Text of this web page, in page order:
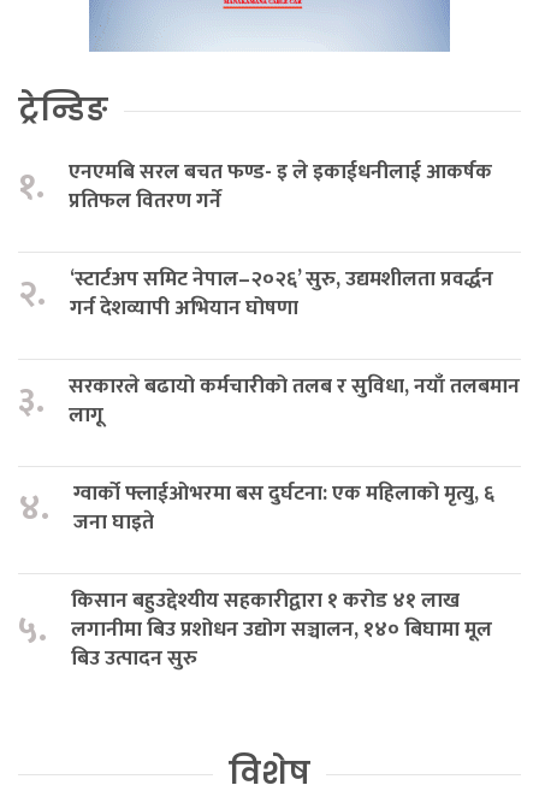
ट्रेन्डिङ
१.
एनएमबि सरल बचत फण्ड- इ ले इकाईधनीलाई आकर्षक
प्रतिफल वितरण गर्ने
२.
‘स्टार्टअप समिट नेपाल–२०२६’ सुरु, उद्यमशीलता प्रवर्द्धन
गर्न देशव्यापी अभियान घोषणा
३.
सरकारले बढायो कर्मचारीको तलब र सुविधा, नयाँ तलबमान
लागू
४.
ग्वार्को फ्लाईओभरमा बस दुर्घटना: एक महिलाको मृत्यु, ६
जना घाइते
५.
किसान बहुउद्देश्यीय सहकारीद्वारा १ करोड ४१ लाख
लगानीमा बिउ प्रशोधन उद्योग सञ्चालन, १४० बिघामा मूल
बिउ उत्पादन सुरु
विशेष